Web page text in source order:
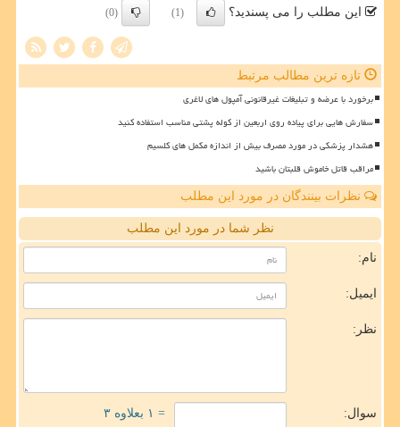
این مطلب را می پسندید؟ (1)
(0)
تازه ترین مطالب مرتبط
برخورد با عرضه و تبلیغات غیرقانونی آمپول های لاغری
سفارش هایی برای پیاده روی اربعین از کوله پشتی مناسب استفاده کنید
هشدار پزشکی در مورد مصرف بیش از اندازه مکمل های کلسیم
مراقب قاتل خاموش قلبتان باشید
نظرات بینندگان در مورد این مطلب
نظر شما در مورد این مطلب
نام:
ایمیل:
نظر:
سوال: = ۱ بعلاوه ۳